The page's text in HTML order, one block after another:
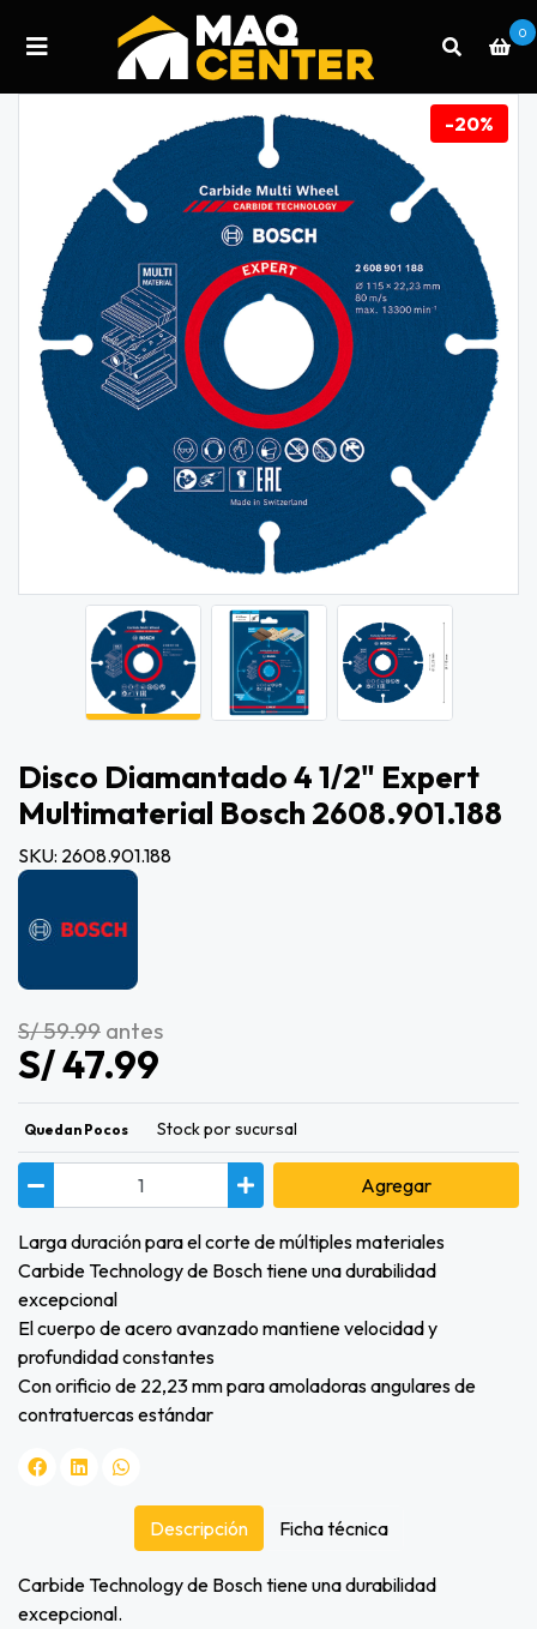
0
-20%
Disco Diamantado 4 1/2" Expert
Multimaterial Bosch 2608.901.188
SKU: 2608.901.188
S/ 59.99 antes
S/ 47.99
Quedan Pocos Stock por sucursal
Agregar
Larga duración para el corte de múltiples materiales
Carbide Technology de Bosch tiene una durabilidad
excepcional
El cuerpo de acero avanzado mantiene velocidad y
profundidad constantes
Con orificio de 22,23 mm para amoladoras angulares de
contratuercas estándar
Carbide Technology de Bosch tiene una durabilidad
excepcional.
Descripción Ficha técnica